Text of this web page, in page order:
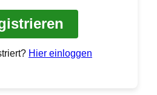
Hier einloggen